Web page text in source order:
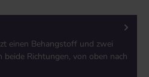
einen Behangstoff und zwei
beide Richtungen, von oben nach